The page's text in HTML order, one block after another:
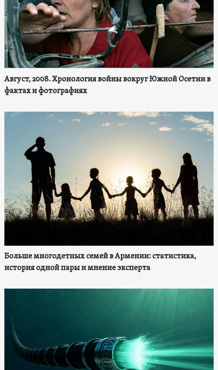
Август, 2008. Хронология войны вокруг Южной Осетии в
фактах и фотографиях
Больше многодетных семей в Армении: статистика,
история одной пары и мнение эксперта